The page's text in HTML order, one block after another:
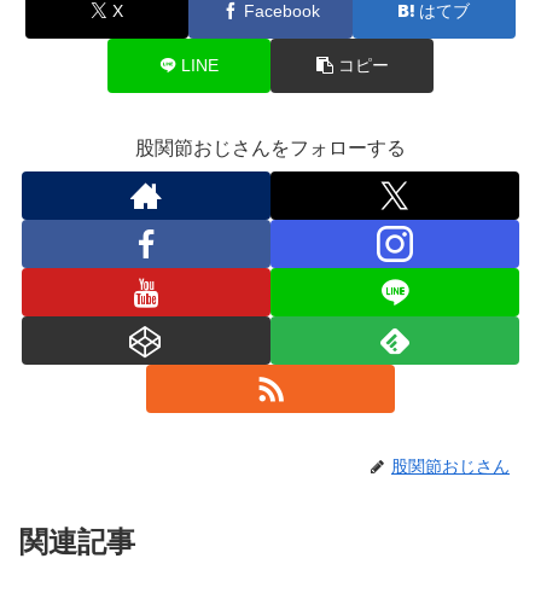
X Facebook はてブ
LINE コピー
股関節おじさんをフォローする
股関節おじさん
関連記事